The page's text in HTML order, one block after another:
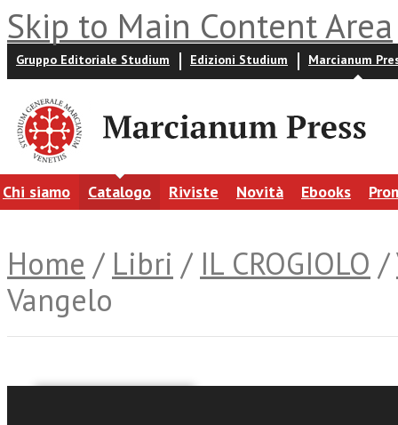
Skip to Main Content Area
Gruppo Editoriale Studium Edizioni Studium Marcianum
Chi siamo Catalogo Riviste Novità Ebooks
Home / Libri / IL CROGIOLO /
Vangelo